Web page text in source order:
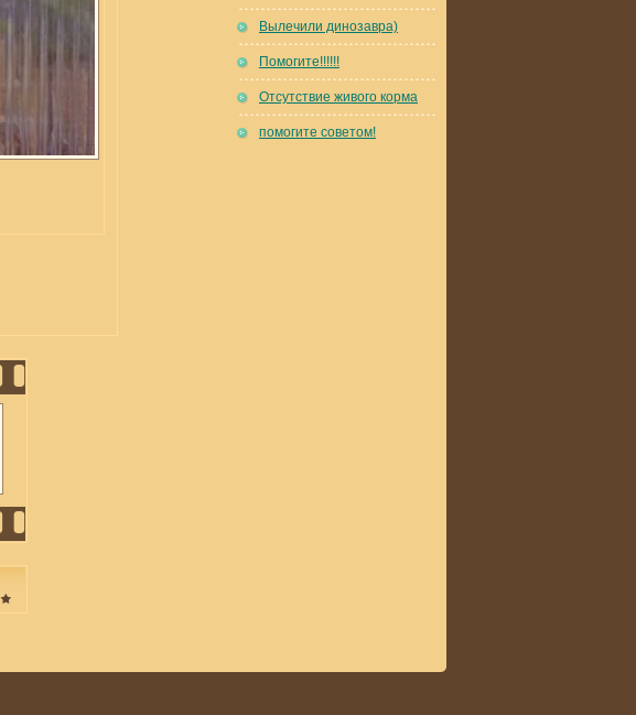
Вылечили динозавра)
Помогите!!!!!!
Отсутствие живого корма
помогите советом!